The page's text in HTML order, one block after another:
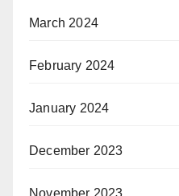
March 2024
February 2024
January 2024
December 2023
November 2023